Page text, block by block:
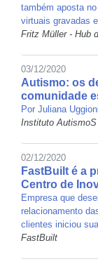
também aposta
virtuais gravadas
Fritz Müller - Hub
03/12/2020
Autismo: os
comunidade
Por Juliana Uggioni
Instituto AutismoS
02/12/2020
FastBuilt é a
Centro de
Empresa que
relacionamento
clientes iniciou
FastBuilt